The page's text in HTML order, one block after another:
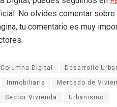
No olvides comentar
tu comentario es muy
Columna Digital Desarrollo
Inmobiliaria Mercado de
Sector Vivienda Urbanismo